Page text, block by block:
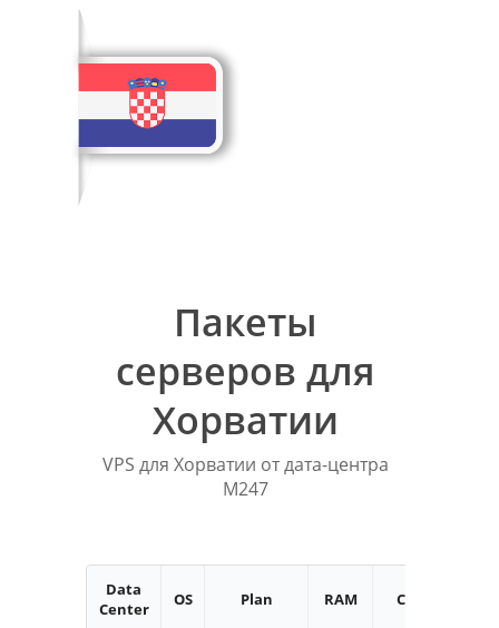
Пакеты
серверов для
Хорватии
VPS для Хорватии от дата-центра
M247
Data
Center
OS Plan RAM CPU